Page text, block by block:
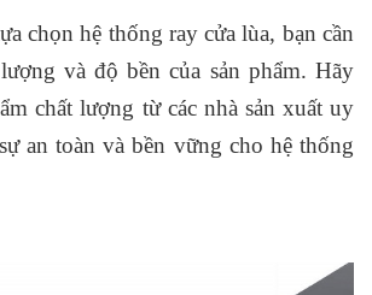
chọn hệ thống ray cửa lùa, bạn cần
và độ bền của sản phẩm. Hãy
chất lượng từ các nhà sản xuất uy
an toàn và bền vững cho hệ thống